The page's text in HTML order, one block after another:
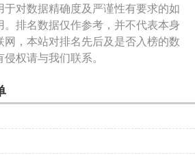
于对数据精确度及严谨性有要求的如
。排名数据仅作参考，并不代表本身
网，本站对排名先后及是否入榜的数
权请与我们联系。